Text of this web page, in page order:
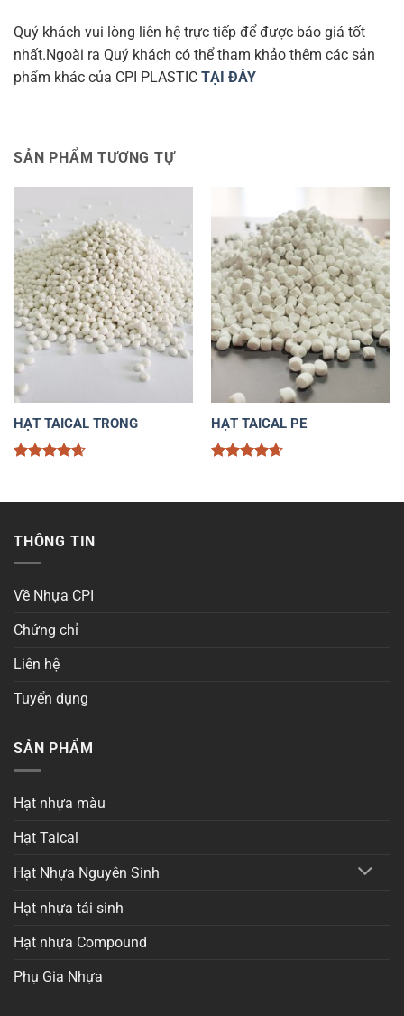
Quý khách vui lòng liên hệ trực tiếp để được báo giá tốt
nhất.Ngoài ra Quý khách có thể tham khảo thêm các sản
phẩm khác của CPI PLASTIC TẠI ĐÂY
SẢN PHẨM TƯƠNG TỰ
HẠT TAICAL TRONG
5 sao
HẠT TAICAL PE
5 sao
THÔNG TIN
Về Nhựa CPI
Chứng chỉ
Liên hệ
Tuyển dụng
SẢN PHẨM
Hạt nhựa màu
Hạt Taical
Hạt Nhựa Nguyên Sinh
Hạt nhựa tái sinh
Hạt nhựa Compound
Phụ Gia Nhựa